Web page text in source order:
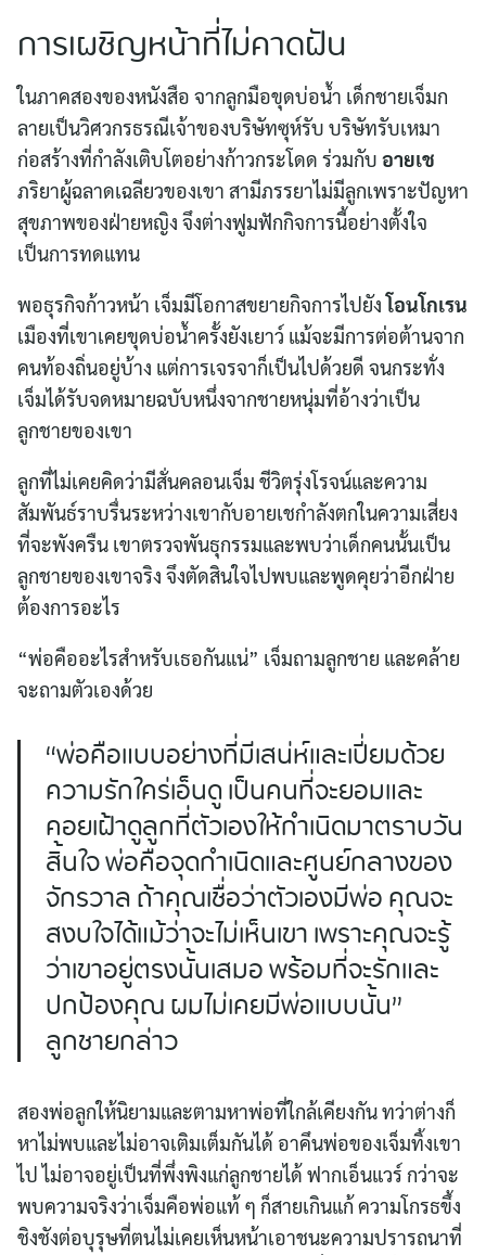
Search
การเผชิญหน้าที่ไม่คาดฝัน
ในภาคสองของหนังสือ จากลูกมือขุดบ่อน้ำ เด็กชายเจ็มก
ลายเป็นวิศวกรธรณีเจ้าของบริษัทซุห์รับ บริษัทรับเหมา
ก่อสร้างที่กำลังเติบโตอย่างก้าวกระโดด ร่วมกับ อายเช
ภริยาผู้ฉลาดเฉลียวของเขา สามีภรรยาไม่มีลูกเพราะปัญหา
สุขภาพของฝ่ายหญิง จึงต่างฟูมฟักกิจการนี้อย่างตั้งใจ
เป็นการทดแทน
พอธุรกิจก้าวหน้า เจ็มมีโอกาสขยายกิจการไปยังโอนโกเรน
เมืองที่เขาเคยขุดบ่อน้ำครั้งยังเยาว์ แม้จะมีการต่อต้านจาก
คนท้องถิ่นอยู่บ้าง แต่การเจรจาก็เป็นไปด้วยดี จนกระทั่ง
เจ็มได้รับจดหมายฉบับหนึ่งจากชายหนุ่มที่อ้างว่าเป็น
ลูกชายของเขา
ลูกที่ไม่เคยคิดว่ามีสั่นคลอนเจ็ม ชีวิตรุ่งโรจน์และความ
สัมพันธ์ราบรื่นระหว่างเขากับอายเชกำลังตกในความเสี่ยง
ที่จะพังครืน เขาตรวจพันธุกรรมและพบว่าเด็กคนนั้นเป็น
ลูกชายของเขาจริง จึงตัดสินใจไปพบและพูดคุยว่าอีกฝ่าย
ต้องการอะไร
“พ่อคืออะไรสำหรับเธอกันแน่” เจ็มถามลูกชาย และคล้าย
จะถามตัวเองด้วย
“พ่อคือแบบอย่างที่มีเสน่ห์และเปี่ยมด้วย
ความรักใคร่เอ็นดู เป็นคนที่จะยอมและ
คอยเฝ้าดูลูกที่ตัวเองให้กำเนิดมาตราบวัน
สิ้นใจ พ่อคือจุดกำเนิดและศูนย์กลางของ
จักรวาล ถ้าคุณเชื่อว่าตัวเองมีพ่อ คุณจะ
สงบใจได้แม้ว่าจะไม่เห็นเขา เพราะคุณจะรู้
ว่าเขาอยู่ตรงนั้นเสมอ พร้อมที่จะรักและ
ปกป้องคุณ ผมไม่เคยมีพ่อแบบนั้น”
ลูกชายกล่าว
สองพ่อลูกให้นิยามและตามหาพ่อที่ใกล้เคียงกัน ทว่าต่างก็
หาไม่พบและไม่อาจเติมเต็มกันได้ อาคึนพ่อของเจ็มทิ้งเขา
ไป ไม่อาจอยู่เป็นที่พึ่งพิงแก่ลูกชายได้ ฟากเอ็นแวร์ กว่าจะ
พบความจริงว่าเจ็มคือพ่อแท้ ๆ ก็สายเกินแก้ ความโกรธขึ้ง
ชิงชังต่อบุรุษที่ตนไม่เคยเห็นหน้าเอาชนะความปรารถนาที่